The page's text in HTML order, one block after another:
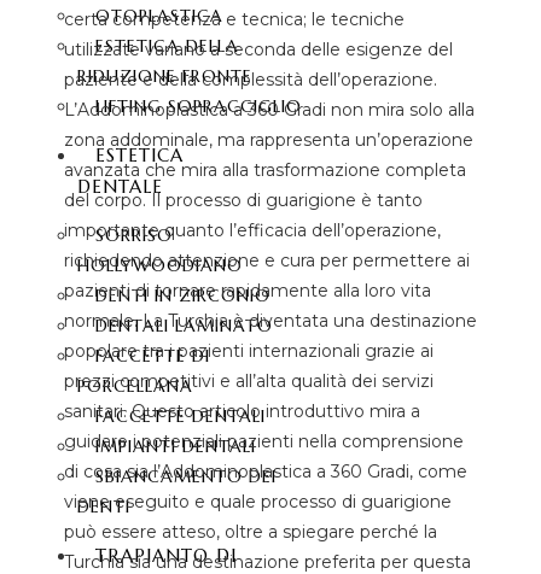
OTOPLASTICA
ESTETICA DELLA
RIDUZIONE FRONTE
LIFTING SOPRACCIGLIO
ESTETICA
DENTALE
SORRISO
HOLLYWOODIANO
DENTI IN ZIRCONIO
DENTALI LAMINATO
FACCETTE DI
PORCELLANA
FACCETTE DENTALI
IMPIANTI DENTALI
SBIANCAMENTO DEI
DENTI
TRAPIANTO DI
certa competenza e tecnica; le tecniche
utilizzate variano a seconda delle esigenze del
paziente e della complessità dell’operazione.
L’Addominoplastica a 360 Gradi non mira solo alla
zona addominale, ma rappresenta un’operazione
avanzata che mira alla trasformazione completa
del corpo. Il processo di guarigione è tanto
importante quanto l’efficacia dell’operazione,
richiedendo attenzione e cura per permettere ai
pazienti di tornare rapidamente alla loro vita
normale. La Turchia è diventata una destinazione
popolare tra i pazienti internazionali grazie ai
prezzi competitivi e all’alta qualità dei servizi
sanitari. Questo articolo introduttivo mira a
guidare i potenziali pazienti nella comprensione
di cosa sia l’Addominoplastica a 360 Gradi, come
viene eseguito e quale processo di guarigione
può essere atteso, oltre a spiegare perché la
Turchia sia una destinazione preferita per questa